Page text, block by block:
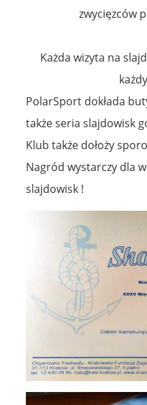
zwycięzców
Każda wizyta na
PolarSport dokłada
także seria slajdowisk
Klub także dołoży
Nagród wystarczy dla
slajdowisk !